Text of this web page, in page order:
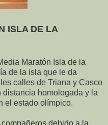
ISLA DE LA
Maratón Isla de la
de la isla que le da
calles de Triana y Casco
distancia homologada y la
el estado olímpico.
debido a la